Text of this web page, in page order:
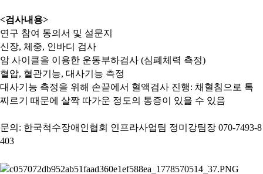
<검사내용>
연구 참여 동의서 및 설문지
신장, 체중, 인바디 검사
암 사이클을 이용한 운동부하검사 (심폐체력 측정)
혈압, 혈관기능, 대사기능 측정
대사기능 측정을 위해 손끝에서 혈액검사 진행: 채혈침으로 톡
찌르기 때문에 살짝 따가운 정도의 통증이 있을 수 있음
문의 : 한국척수장애인협회 인프라사업팀 정미강팀장 070-7493-8
403